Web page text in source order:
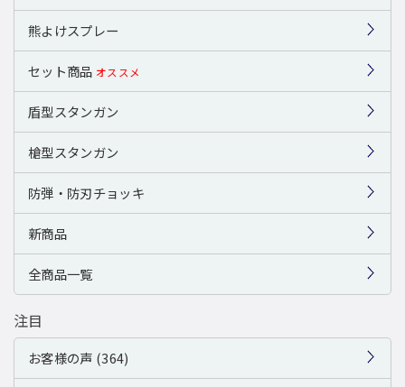
熊よけスプレー
セット商品 オススメ
盾型スタンガン
槍型スタンガン
防弾・防刃チョッキ
新商品
全商品一覧
注目
お客様の声 (364)